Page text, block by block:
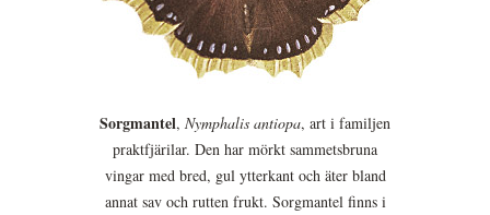
Sorgmantel, Nymphalis antiopa, art i familjen
praktfjärilar. Den har mörkt sammetsbruna
vingar med bred, gul ytterkant och äter bland
annat sav och rutten frukt. Sorgmantel finns i